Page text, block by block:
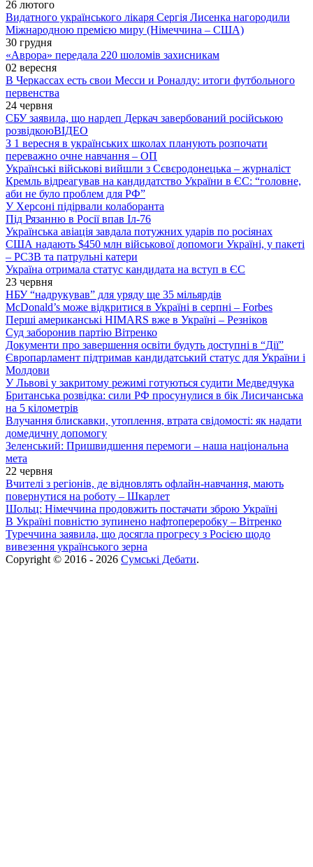
26 лютого
Видатного українського лікаря Сергія Лисенка нагородили
Міжнародною премією миру (Німеччина – США)
30 грудня
«Аврора» передала 220 шоломів захисникам
02 вересня
В Черкассах есть свои Месси и Роналду: итоги футбольного
первенства
24 червня
СБУ заявила, що нардеп Деркач завербований російською
розвідкоюВІДЕО
З 1 вересня в українських школах планують розпочати
переважно очне навчання – ОП
Українські військові вийшли з Сєвєродонецька – журналіст
Кремль відреагував на кандидатство України в ЄС: “головне,
аби не було проблем для РФ”
У Херсоні підірвали колаборанта
Під Рязанню в Росії впав Іл-76
Українська авіація завдала потужних ударів по росіянах
США надають $450 млн військової допомоги Україні, у пакеті
– РСЗВ та патрульні катери
Україна отримала статус кандидата на вступ в ЄС
23 червня
НБУ “надрукував” для уряду ще 35 мільярдів
McDonald’s може відкритися в Україні в серпні – Forbes
Перші американські HIMARS вже в Україні – Резніков
Суд заборонив партію Вітренко
Документи про завершення освіти будуть доступні в “Дії”
Європарламент підтримав кандидатський статус для України і
Молдови
У Львові у закритому режимі готуються судити Медведчука
Британська розвідка: сили РФ просунулися в бік Лисичанська
на 5 кілометрів
Влучання блискавки, утоплення, втрата свідомості: як надати
домедичну допомогу
Зеленський: Пришвидшення перемоги – наша національна
мета
22 червня
Вчителі з регіонів, де відновлять офлайн-навчання, мають
повернутися на роботу – Шкарлет
Шольц: Німеччина продовжить постачати зброю Україні
В Україні повністю зупинено нафтопереробку – Вітренко
Туреччина заявила, що досягла прогресу з Росією щодо
вивезення українського зерна
Copyright © 2016 - 2026 Сумські Дебати.